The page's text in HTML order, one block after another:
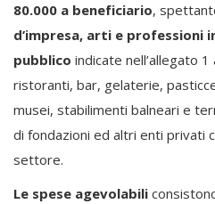
80.000 a beneficiario,
d’impresa, arti e professioni
pubblico indicate nell’allegato
ristoranti, bar, gelaterie,
musei, stabilimenti balneari e
di fondazioni ed altri enti privati
settore.
Le spese agevolabili